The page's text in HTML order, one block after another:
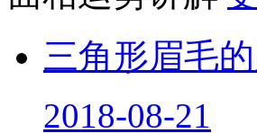
三角形眉毛
2018-08-21